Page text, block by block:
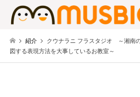
紹介
クウナラニ フラスタジオ ～湘南
図する表現方法を大事しているお教室～